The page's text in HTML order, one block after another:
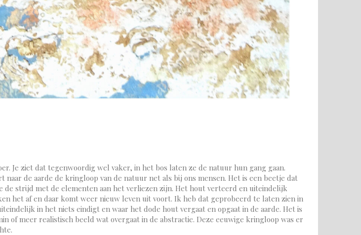
Je ziet dat tegenwoordig wel vaker, in het bos laten ze de natuur hun gang gaan.
de aarde de kringloop van de natuur net als bij ons mensen. Het is een beetje dat
strijd met de elementen aan het verliezen zijn. Het hout verteerd en uiteindelijk
het af en daar komt weer nieuw leven uit voort. Ik heb dat geprobeerd te laten zien in
in het niets eindigt en waar het dode hout vergaat en opgaat in de aarde. Het is
of meer realistisch beeld wat overgaat in de abstractie. Deze eeuwige kringloop was er